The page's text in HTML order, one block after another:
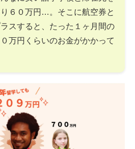
６０万円…。そこに航空券と
スすると、たった１ヶ月間の
万円くらいのお金がかかって